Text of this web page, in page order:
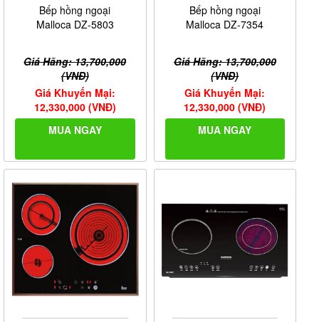
Bếp hồng ngoại
Malloca DZ-5803
Giá Hãng: 13,700,000
(VNĐ)
Giá Khuyến Mại:
12,330,000 (VNĐ)
MUA NGAY
Bếp hồng ngoại
Malloca DZ-7354
Giá Hãng: 13,700,000
(VNĐ)
Giá Khuyến Mại:
12,330,000 (VNĐ)
MUA NGAY